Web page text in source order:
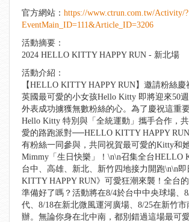
官方網站： https://www.ctrun.com.tw/Activity/?
EventMain_ID=111&Article_ID=3206
活動摘要：
2024 HELLO KITTY HAPPY RUN - 新北場
活動介紹：
【HELLO KITTY HAPPY RUN】邀請粉絲慶
英國最可愛的小女孩Hello Kitty 即將迎來50
外表成功擄獲無數粉絲的心。為了慶祝這重
Hello Kitty 特別與「全統運動」攜手合作，
愛的路跑派對──HELLO KITTY HAPPY
有粉絲一同參與，共同祝賀最可愛的Kitty和
Mimmy「生日快樂」！\n\n召集全台HELLO
台中、高雄、新北、新竹四地接力開跑\n\n
KITTY HAPPY RUN》可愛狂潮來襲！全台
準備好了嗎？活動將在8/4於台中中央球場、
代、8/18在新北微風運河廣場、8/25在新竹
辦。無論你身在北中南，都別錯過這場最可